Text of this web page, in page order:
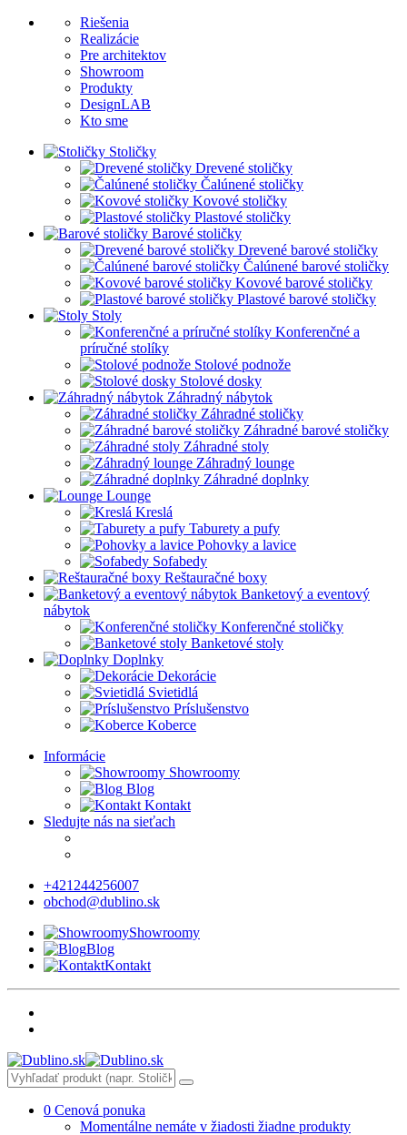
Riešenia
Realizácie
Pre architektov
Showroom
Produkty
DesignLAB
Kto sme
Stoličky
Drevené stoličky
Čalúnené stoličky
Kovové stoličky
Plastové stoličky
Barové stoličky
Drevené barové stoličky
Čalúnené barové stoličky
Kovové barové stoličky
Plastové barové stoličky
Stoly
Konferenčné a
príručné stolíky
Stolové podnože
Stolové dosky
Záhradný nábytok
Záhradné stoličky
Záhradné barové stoličky
Záhradné stoly
Záhradný lounge
Záhradné doplnky
Lounge
Kreslá
Taburety a pufy
Pohovky a lavice
Sofabedy
Reštauračné boxy
Banketový a eventový
nábytok
Konferenčné stoličky
Banketové stoly
Doplnky
Dekorácie
Svietidlá
Príslušenstvo
Koberce
Informácie
Showroomy
Blog
Kontakt
Sledujte nás na sieťach
+421244256007
obchod@dublino.sk
Showroomy
Blog
Kontakt
0 Cenová ponuka
Momentálne nemáte v žiadosti žiadne produkty